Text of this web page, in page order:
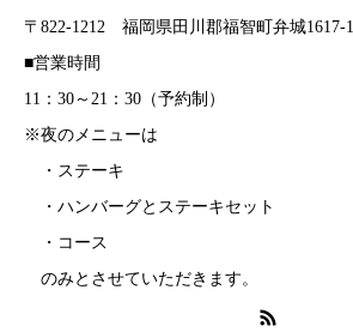
〒822-1212 福岡県田川郡福智町弁城1617-1
■営業時間
11：30～21：30（予約制）
※夜のメニューは
・ステーキ
・ハンバーグとステーキセット
・コース
のみとさせていただきます。